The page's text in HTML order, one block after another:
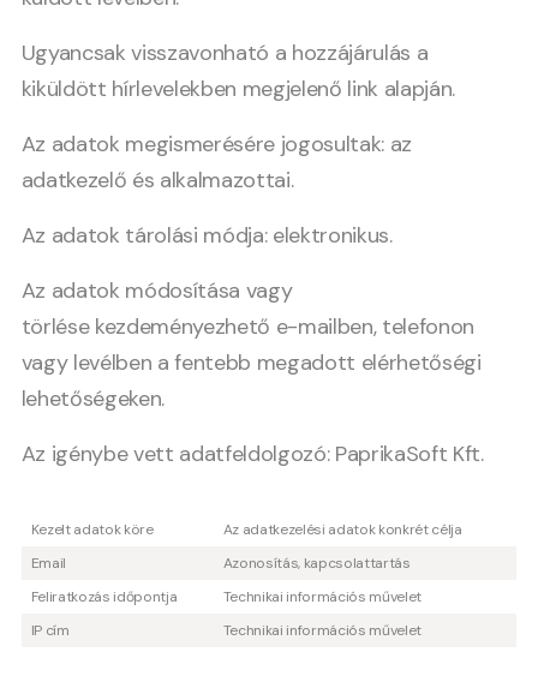
Ugyancsak visszavonható a hozzájárulás a
kiküldött hírlevelekben megjelenő link alapján.
Az adatok megismerésére jogosultak: az
adatkezelő és alkalmazottai.
Az adatok tárolási módja: elektronikus.
Az adatok módosítása vagy
törlése kezdeményezhető e-mailben, telefonon
vagy levélben a fentebb megadott elérhetőségi
lehetőségeken.
Az igénybe vett adatfeldolgozó: PaprikaSoft Kft.
Kezelt adatok köre
Az adatkezelési adatok konkrét célja
Email
Azonosítás, kapcsolattartás
Feliratkozás időpontja
Technikai információs művelet
IP cím
Technikai információs művelet